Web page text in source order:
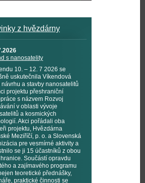
z hvězdárny
s nanosatelity
10. – 12. 7 2026 se
uskutečnila Víkendová
návrhu a stavby nanosatelitů
projektu přeshraniční
s názvem Rozvoj
v oblasti vývoje
a kosmických
Akci pořádali oba
projektu, Hvězdárna
Meziříčí, p. o. a Slovenská
pre vesmírné aktivity a
se ji 15 účastníků z obou
Součástí opravdu
a zajímavého programu
teoretické přednášky,
praktické činnosti se